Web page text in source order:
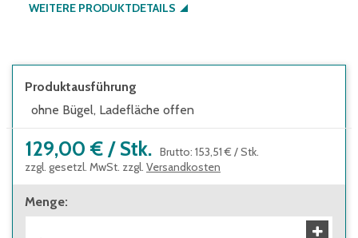
WEITERE PRODUKTDETAILS
Produktausführung
ohne Bügel, Ladefläche offen
129,00 € / Stk. Brutto: 153,51 € /Stk.
zzgl. gesetzl. MwSt. zzgl. Versandkosten
Menge: